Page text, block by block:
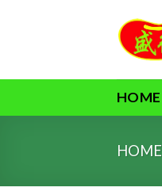
HOME
HOME